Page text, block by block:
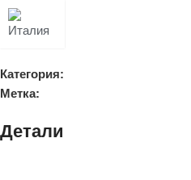
Категория:
Метка:
Детали